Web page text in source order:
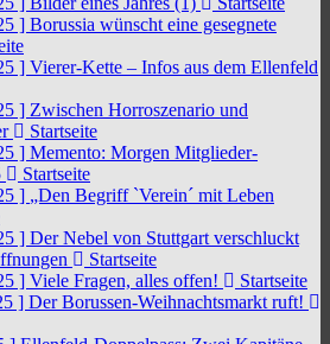
] Borussia wünscht eine gesegnete
] Vierer-Kette – Infos aus dem Ellenfeld
] Zwischen Horroszenario und
Startseite
] Memento: Morgen Mitglieder-
Startseite
] „Den Begriff `Verein´ mit Leben
] Der Nebel von Stuttgart verschluckt
Startseite
] Viele Fragen, alles offen!
Startseite
] Der Borussen-Weihnachtsmarkt ruft!